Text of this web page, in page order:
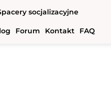
socjalizacyjne
Forum Kontakt FAQ